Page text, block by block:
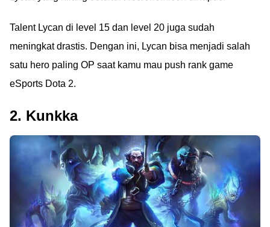
Talent Lycan di level 15 dan level 20 juga sudah
meningkat drastis. Dengan ini, Lycan bisa menjadi salah
satu hero paling OP saat kamu mau push rank game
eSports Dota 2.
2. Kunkka